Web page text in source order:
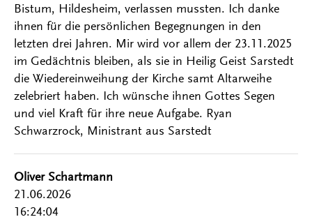
Bistum, Hildesheim, verlassen mussten. Ich danke
ihnen für die persönlichen Begegnungen in den
letzten drei Jahren. Mir wird vor allem der 23.11.2025
im Gedächtnis bleiben, als sie in Heilig Geist Sarstedt
die Wiedereinweihung der Kirche samt Altarweihe
zelebriert haben. Ich wünsche ihnen Gottes Segen
und viel Kraft für ihre neue Aufgabe. Ryan
Schwarzrock, Ministrant aus Sarstedt
Oliver Schartmann
21.06.2026
16:24:04